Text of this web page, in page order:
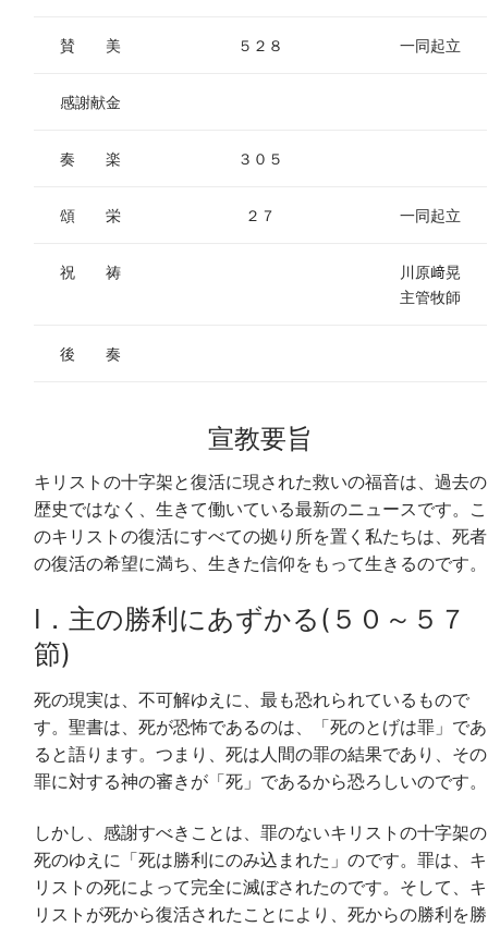
賛 美 ５２８ 一同起立
感謝献金
奏 楽 ３０５
頌 栄 ２７ 一同起立
祝 祷
川原﨑晃
主管牧師
後 奏
宣教要旨
キリストの十字架と復活に現された救いの福音は、過去の
歴史ではなく、生きて働いている最新のニュースです。こ
のキリストの復活にすべての拠り所を置く私たちは、死者
の復活の希望に満ち、生きた信仰をもって生きるのです。
Ⅰ．主の勝利にあずかる(５０～５７
節)
死の現実は、不可解ゆえに、最も恐れられているもので
す。聖書は、死が恐怖であるのは、「死のとげは罪」であ
ると語ります。つまり、死は人間の罪の結果であり、その
罪に対する神の審きが「死」であるから恐ろしいのです。
しかし、感謝すべきことは、罪のないキリストの十字架の
死のゆえに「死は勝利にのみ込まれた」のです。罪は、キ
リストの死によって完全に滅ぼされたのです。そして、キ
リストが死から復活されたことにより、死からの勝利を勝